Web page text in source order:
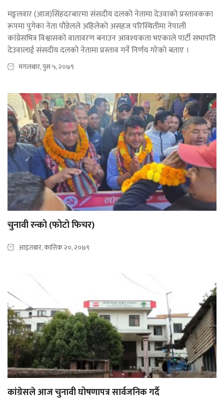
मङ्गलवार (आज)सिंहदरबारमा संसदीय दलको नेतामा देउवाको प्रस्तावकका
रूपमा पुगेका नेता पौडेलले अहिलेको असहज परिस्थितीमा नेपाली
कांग्रेसभित्र विश्वासको वातावरण बनाउन आवश्यकता भएकाले पार्टी सभापति
देउवालाई संसदीय दलको नेतामा प्रस्ताव गर्ने निर्णय गरेको बताए ।
मंगलबार, पुस ५, २०७९
चुनावी रन्को (फोटो फिचर)
आइतबार, कात्तिक २०, २०७९
कांग्रेसले आज चुनावी घोषणापत्र सार्वजनिक गर्दै